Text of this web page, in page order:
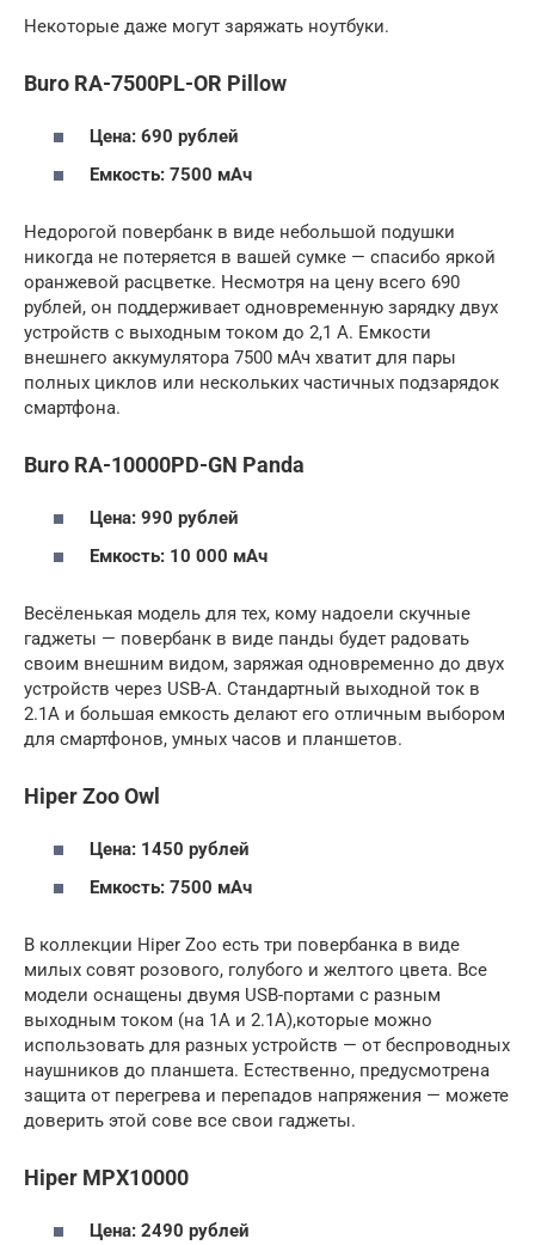
Некоторые даже могут заряжать ноутбуки.
Buro RA-7500PL-OR Pillow
Цена: 690 рублей
Емкость: 7500 мАч
Недорогой повербанк в виде небольшой подушки
никогда не потеряется в вашей сумке — спасибо яркой
оранжевой расцветке. Несмотря на цену всего 690
рублей, он поддерживает одновременную зарядку двух
устройств с выходным током до 2,1 А. Емкости
внешнего аккумулятора 7500 мАч хватит для пары
полных циклов или нескольких частичных подзарядок
смартфона.
Buro RA-10000PD-GN Panda
Цена: 990 рублей
Емкость: 10 000 мАч
Весёленькая модель для тех, кому надоели скучные
гаджеты — повербанк в виде панды будет радовать
своим внешним видом, заряжая одновременно до двух
устройств через USB-A. Стандартный выходной ток в
2.1A и большая емкость делают его отличным выбором
для смартфонов, умных часов и планшетов.
Hiper Zoo Owl
Цена: 1450 рублей
Емкость: 7500 мАч
В коллекции Hiper Zoo есть три повербанка в виде
милых совят розового, голубого и желтого цвета. Все
модели оснащены двумя USB-портами с разным
выходным током (на 1А и 2.1A),которые можно
использовать для разных устройств — от беспроводных
наушников до планшета. Естественно, предусмотрена
защита от перегрева и перепадов напряжения — можете
доверить этой сове все свои гаджеты.
Hiper MPX10000
Цена: 2490 рублей